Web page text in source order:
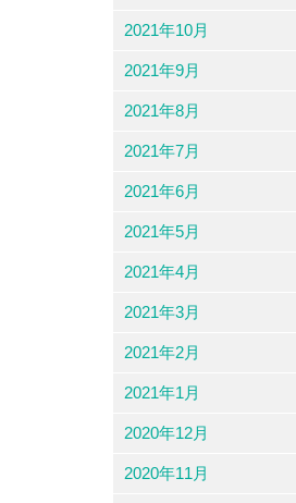
2021年10月
2021年9月
2021年8月
2021年7月
2021年6月
2021年5月
2021年4月
2021年3月
2021年2月
2021年1月
2020年12月
2020年11月